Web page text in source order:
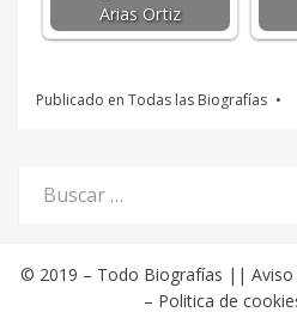
Arias Ortiz
Publicado en Todas las Biografías
por:
© 2019 – Todo Biografías ||
– Politica de